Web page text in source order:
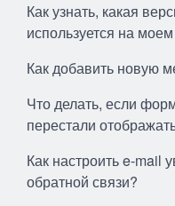
Как узнать, какая
используется на
Как добавить новую
Что делать, если
перестали
Как настроить e-mail
обратной связи?